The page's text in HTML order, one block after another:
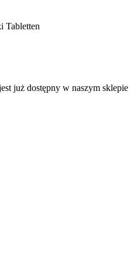
Tabletten
już dostępny w naszym sklepie